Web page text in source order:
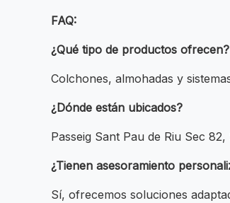
FAQ:
¿Qué tipo de productos ofrecen?
Colchones, almohadas y
¿Dónde están ubicados?
Passeig Sant Pau de Riu Sec 82,
¿Tienen asesoramiento
Sí, ofrecemos soluciones